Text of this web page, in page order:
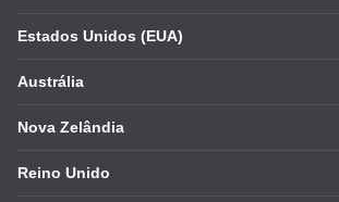
Estados Unidos (EUA)
Austrália
Nova Zelândia
Reino Unido